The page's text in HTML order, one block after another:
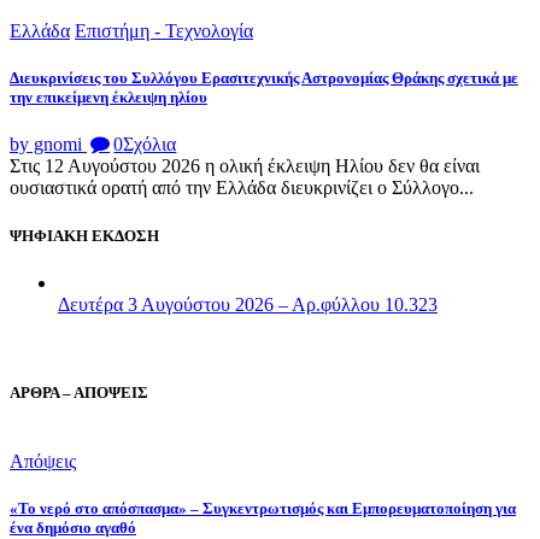
Ελλάδα Επιστήμη - Τεχνολογία
Διευκρινίσεις του Συλλόγου Ερασιτεχνικής Αστρονομίας Θράκης σχετικά με
την επικείμενη έκλειψη ηλίου
by gnomi 0Σχόλια
Στις 12 Αυγούστου 2026 η ολική έκλειψη Ηλίου δεν θα είναι
ουσιαστικά ορατή από την Ελλάδα διευκρινίζει ο Σύλλογο...
ΨΗΦΙΑΚΗ ΕΚΔΟΣΗ
Δευτέρα 3 Αυγούστου 2026 – Αρ.φύλλου 10.323
ΑΡΘΡΑ – ΑΠΟΨΕΙΣ
Απόψεις
«Το νερό στο απόσπασμα» – Συγκεντρωτισμός και Εμπορευματοποίηση για
ένα δημόσιο αγαθό